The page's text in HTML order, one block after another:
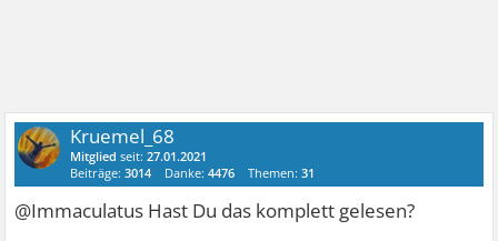
Kruemel_68
Mitglied seit:27.01.2021
Beiträge:3014 Danke:4476 Themen:31
@Immaculatus Hast Du das komplett gelesen?